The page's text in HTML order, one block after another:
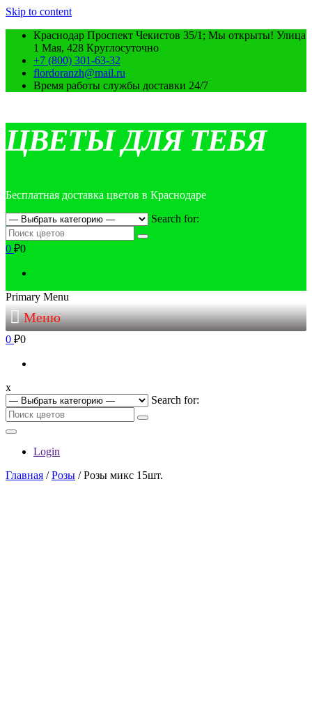
Skip to content
Краснодар Проспект Чекистов 35/1; Мы открыты! Улица
1 Мая, 428 Круглосуточно
+7 (800) 301-63-32
flordoranzh@mail.ru
Время работы службы доставки 24/7
ЦВЕТЫ ДЛЯ ТЕБЯ
Бесплатная доставка цветов в Краснодаре
Search for:
0 ₽0
Primary Menu
Меню
0 ₽0
x
Search for:
Login
Главная /Розы / Розы микс 15шт.